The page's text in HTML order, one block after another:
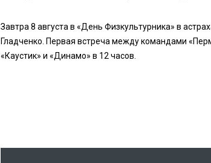
Завтра 8 августа в «День Физкультурника» в
Гладченко. Первая встреча между командами
«Каустик» и «Динамо» в 12 часов.